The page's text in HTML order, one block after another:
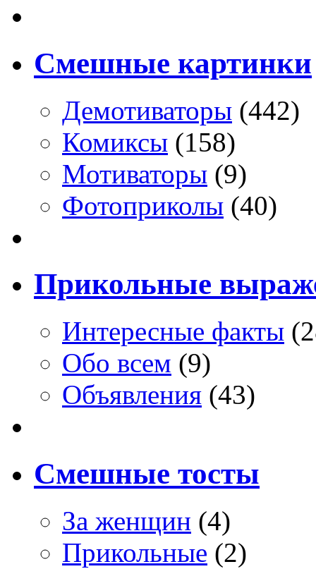
Смешные картинки
Демотиваторы (442)
Комиксы (158)
Мотиваторы (9)
Фотоприколы (40)
Прикольные
Интересные факты
Обо всем (9)
Объявления (43)
Смешные тосты
За женщин (4)
Прикольные (2)